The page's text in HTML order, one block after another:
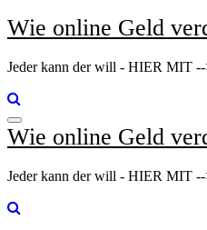
Zum
Inhalt
Wie online Geld
Jeder kann der will - HIER MIT --
Wie online Geld
Jeder kann der will - HIER MIT --